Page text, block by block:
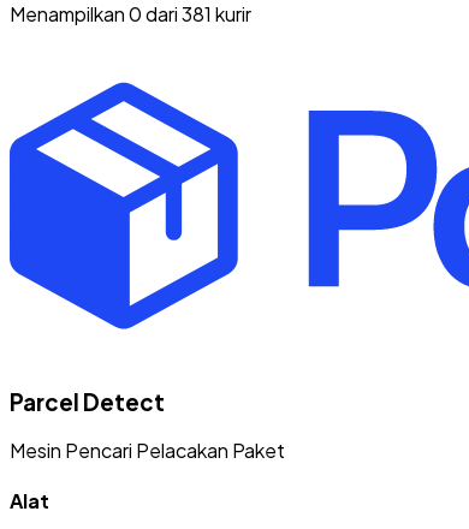
Menampilkan 0 dari 381 kurir
Parcel Detect
Mesin Pencari Pelacakan Paket
Alat